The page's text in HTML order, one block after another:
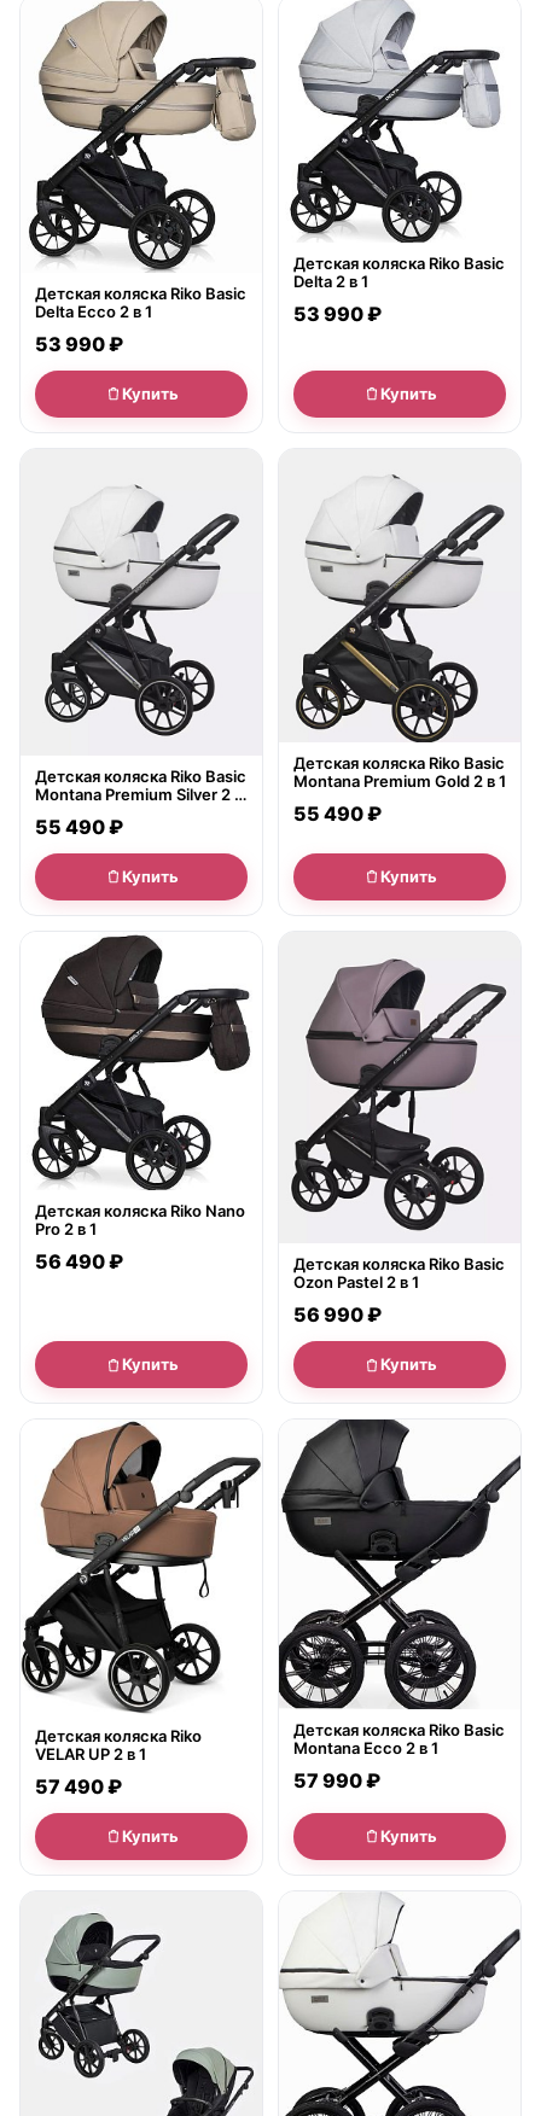
● в наличии
Детская коляска Riko Basic
Delta Ecco 2 в 1
53 990 ₽
Купить
● в наличии
Детская коляска Riko Basic
Delta 2 в 1
53 990 ₽
Купить
Детская коляска Riko Basic
Montana Premium Silver 2 в
55 490 ₽
Купить
Детская коляска Riko Basic
Montana Premium Gold 2 в 1
55 490 ₽
Купить
● в наличии
Детская коляска Riko Nano
Pro 2 в 1
56 490 ₽
Купить
Детская коляска Riko Basic
Ozon Pastel 2 в 1
56 990 ₽
Купить
● в наличии
Детская коляска Riko
VELAR UP 2 в 1
57 490 ₽
Купить
● в наличии
Детская коляска Riko Basic
Montana Ecco 2 в 1
57 990 ₽
Купить
● в наличии ● в наличии